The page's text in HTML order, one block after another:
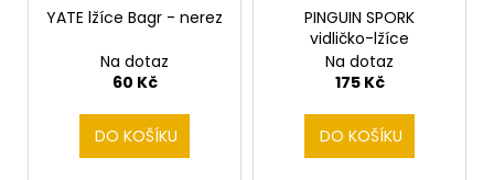
YATE lžíce Bagr - nerez
Na dotaz
60 Kč
DO KOŠÍKU
PINGUIN SPORK
vidličko-lžíce
Na dotaz
175 Kč
DO KOŠÍKU